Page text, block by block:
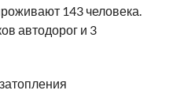
143 человека.
автодорог и 3